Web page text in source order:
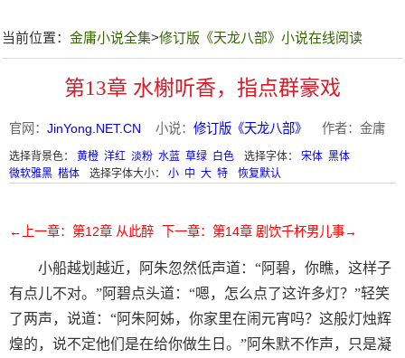
当前位置： 金庸小说全集>修订版《天龙八部》小说在线阅读
第13章 水榭听香，指点群豪戏
官网： JinYong.NET.CN 小说： 修订版《天龙八部》 作者：金庸
选择背景色： 黄橙 洋红 淡粉 水蓝 草绿 白色 选择字体： 宋体 黑体
微软雅黑 楷体 选择字体大小： 小 中 大 特 恢复默认
←上一章：第12章 从此醉 下一章：第14章 剧饮千杯男儿事→
小船越划越近，阿朱忽然低声道：“阿碧，你瞧，这样子
有点儿不对。”阿碧点头道：“嗯，怎么点了这许多灯？”轻笑
了两声，说道：“阿朱阿姊，你家里在闹元宵吗？这般灯烛辉
煌的，说不定他们是在给你做生日。”阿朱默不作声，只是凝